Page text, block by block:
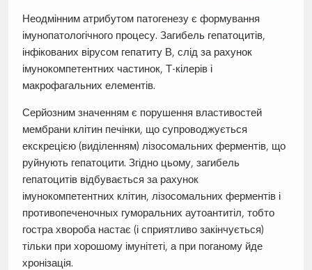
Неодмінним атрибутом патогенезу є формування
імунопатологічного процесу. Загибель гепатоцитів,
інфікованих вірусом гепатиту В, слід за рахунок
імунокомпетентних частинок, Т-кілерів і
макрофагальних елементів.
Серйозним значенням є порушення властивостей
мембрани клітин печінки, що супроводжується
екскрецією (виділенням) лізосомальних ферментів, що
руйнують гепатоцити. Згідно цьому, загибель
гепатоцитів відбувається за рахунок
імунокомпетентних клітин, лізосомальних ферментів і
противопеченочных гуморальних аутоантитіл, тобто
гостра хвороба настає (і сприятливо закінчується)
тільки при хорошому імунітеті, а при поганому йде
хронізація.